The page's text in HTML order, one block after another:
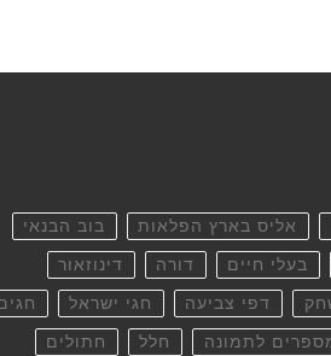
אליס בארץ הפלאות בוב הבנאי
בעלי חיים דורה דינוזאור
דפי צביעה חגי ישראל
לתמונה חלל חתולים